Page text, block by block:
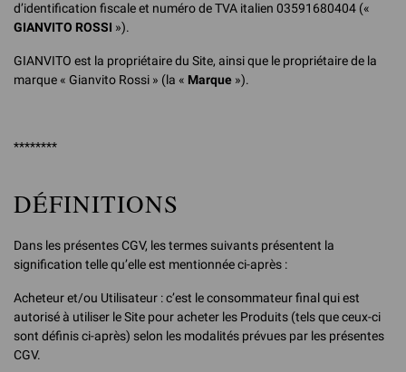
d’identification fiscale et numéro de TVA italien 03591680404 («
GIANVITO ROSSI »).
GIANVITO est la propriétaire du Site, ainsi que le propriétaire de la
marque « Gianvito Rossi » (la « Marque »).
********
DÉFINITIONS
Dans les présentes CGV, les termes suivants présentent la
signification telle qu’elle est mentionnée ci-après :
Acheteur et/ou Utilisateur : c’est le consommateur final qui est
autorisé à utiliser le Site pour acheter les Produits (tels que ceux-ci
sont définis ci-après) selon les modalités prévues par les présentes
CGV.